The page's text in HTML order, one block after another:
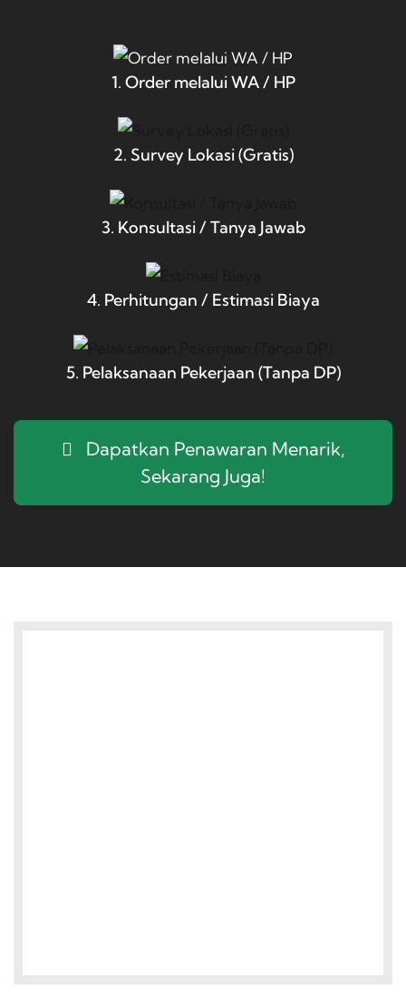
1. Order melalui WA / HP
2. Survey Lokasi (Gratis)
3. Konsultasi / Tanya Jawab
4. Perhitungan / Estimasi Biaya
5. Pelaksanaan Pekerjaan (Tanpa DP)
Dapatkan Penawaran Menarik,
Sekarang Juga!